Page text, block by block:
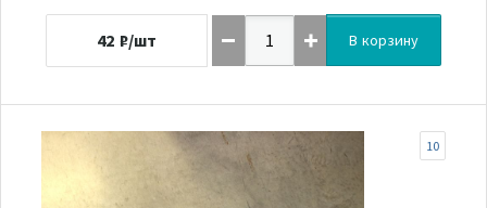
42 ₽/шт В корзину
10